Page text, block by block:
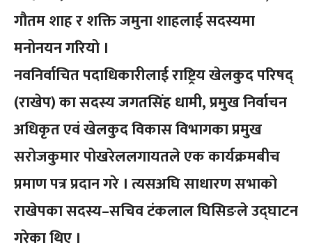
गौतम शाह र शक्ति जमुना शाहलाई सदस्यमा
मनोनयन गरियो ।
नवनिर्वाचित पदाधिकारीलाई राष्ट्रिय खेलकुद परिषद्
(राखेप) का सदस्य जगतसिंह धामी, प्रमुख निर्वाचन
अधिकृत एवं खेलकुद विकास विभागका प्रमुख
सरोजकुमार पोखरेललगायतले एक कार्यक्रमबीच
प्रमाण पत्र प्रदान गरे । त्यसअघि साधारण सभाको
राखेपका सदस्य–सचिव टंकलाल घिसिङले उद्घाटन
गरेका थिए ।